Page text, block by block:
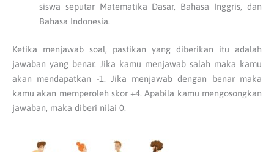
siswa seputar Matematika Dasar, Bahasa Inggris, dan
Bahasa Indonesia.
Ketika menjawab soal, pastikan yang diberikan itu adalah
jawaban yang benar. Jika kamu menjawab salah maka kamu
akan mendapatkan -1. Jika menjawab dengan benar maka
kamu akan memperoleh skor +4. Apabila kamu mengosongkan
jawaban, maka diberi nilai 0.